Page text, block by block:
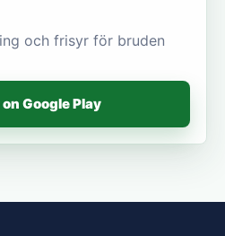
och frisyr för bruden
Google Play